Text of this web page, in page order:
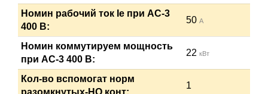
Номин рабочий ток Ie при AC-3
400 В:
50 А
Номин коммутируем мощность
при AC-3 400 В:
22 кВт
Кол-во вспомогат норм
1